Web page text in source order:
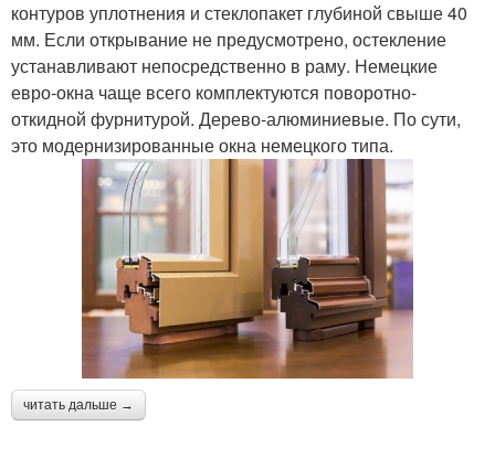
контуров уплотнения и стеклопакет глубиной свыше 40
мм. Если открывание не предусмотрено, остекление
устанавливают непосредственно в раму. Немецкие
евро-окна чаще всего комплектуются поворотно-
откидной фурнитурой. Дерево-алюминиевые. По сути,
это модернизированные окна немецкого типа.
читать дальше →